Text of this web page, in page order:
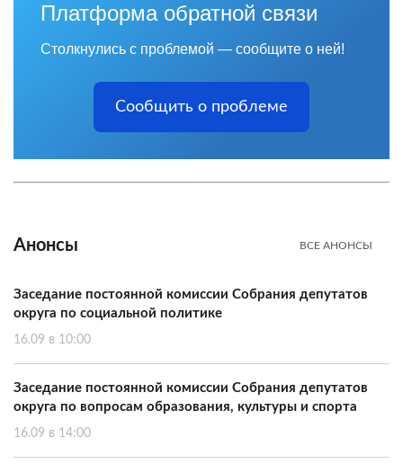
Платформа обратной связи
Столкнулись с проблемой — сообщите о ней!
Сообщить о проблеме
Анонсы ВСЕ АНОНСЫ
Заседание постоянной комиссии Собрания депутатов
округа по социальной политике
16.09 в 10:00
Заседание постоянной комиссии Собрания депутатов
округа по вопросам образования, культуры и спорта
16.09 в 14:00